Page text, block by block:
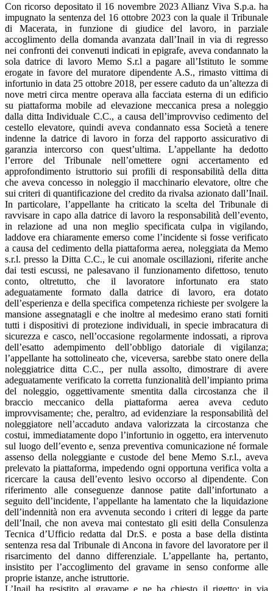
Con ricorso depositato il 16 novembre 2023 Allianz Viva S.p.a. ha
impugnato la sentenza del 16 ottobre 2023 con la quale il Tribunale
di Macerata, in funzione di giudice del lavoro, in parziale
accoglimento della domanda avanzata dall’Inail in via di regresso
nei confronti dei convenuti indicati in epigrafe, aveva condannato la
sola datrice di lavoro Memo S.r.l a pagare all’Istituto le somme
erogate in favore del muratore dipendente A.S., rimasto vittima di
infortunio in data 25 ottobre 2018, per essere caduto da un’altezza di
nove metri circa mentre operava alla facciata esterna di un edificio
su piattaforma mobile ad elevazione meccanica presa a noleggio
dalla ditta Individuale C.C., a causa dell’improvviso cedimento del
cestello elevatore, quindi aveva condannato essa Società a tenere
indenne la datrice di lavoro in forza del rapporto assicurativo di
garanzia intercorso con quest’ultima. L’appellante ha dedotto
l’errore del Tribunale nell’omettere ogni accertamento ed
approfondimento istruttorio sui profili di responsabilità della ditta
che aveva concesso in noleggio il macchinario elevatore, oltre che
sui criteri di quantificazione del credito da rivalsa azionato dall’Inail.
In particolare, l’appellante ha criticato la scelta del Tribunale di
ravvisare in capo alla datrice di lavoro la responsabilità dell’evento,
in relazione ad una non meglio specificata culpa in vigilando,
laddove era chiaramente emerso come l’incidente si fosse verificato
a causa del cedimento della piattaforma aerea, noleggiata da Memo
s.r.l. presso la Ditta C.C., le cui anomale oscillazioni, riferite anche
dai testi escussi, ne palesavano il funzionamento difettoso, tenuto
conto, oltretutto, che il lavoratore infortunato era stato
adeguatamente formato dalla datrice di lavoro, era dotato
dell’esperienza e della specifica competenza richieste per svolgere la
mansione assegnatagli e che inoltre al medesimo erano stati forniti
tutti i dispositivi di protezione individuali, in specie imbracatura di
sicurezza e casco, nell’occasione regolarmente indossati, a riprova
dell’esatto adempimento dell’obbligo datoriale di vigilanza;
l’appellante ha sottolineato che, viceversa, sarebbe stato onere della
noleggiatrice ditta C.C., per nulla assolto, dimostrare di avere
adeguatamente verificato la corretta funzionalità dell’impianto prima
del noleggio, oggettivamente smentita dalla circostanza che il
braccio meccanico della piattaforma aerea aveva ceduto
improvvisamente; che, peraltro, ad evidenziare la responsabilità del
noleggiatore nell’accaduto andava valorizzata la circostanza che
costui, immediatamente dopo l’infortunio in oggetto, era intervenuto
sul luogo dell’evento e, senza preventiva comunicazione né formale
assenso della noleggiante e custode del bene Memo S.r.l., aveva
prelevato la piattaforma, impedendo ogni opportuna verifica volta a
ricercare la causa dell’evento lesivo occorso al dipendente. Con
riferimento alle conseguenze dannose patite dall’infortunato a
seguito dell’incidente, l’appellante ha lamentato che la liquidazione
dell’indennità non era avvenuta secondo i criteri di legge da parte
dell’Inail, che non aveva mai contestato gli esiti della Consulenza
Tecnica d’Ufficio redatta dal Dr.S. e posta a base della distinta
sentenza resa dal Tribunale di Ancona in favore del lavoratore per il
risarcimento del danno differenziale. L’appellante ha, pertanto,
insistito per l’accoglimento del gravame in senso conforme alle
proprie istanze, anche istruttorie.
L’Inail ha resistito al gravame e ne ha chiesto il rigetto; in via